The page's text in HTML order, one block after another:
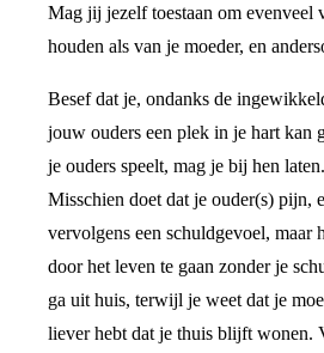
Mag jij jezelf toestaan om evenveel
houden als van je moeder, en
Besef dat je, ondanks de
jouw ouders een plek in je hart kan
je ouders speelt, mag je bij hen
Misschien doet dat je ouder(s) pijn,
vervolgens een schuldgevoel, maar
door het leven te gaan zonder je
ga uit huis, terwijl je weet dat je
liever hebt dat je thuis blijft wonen.